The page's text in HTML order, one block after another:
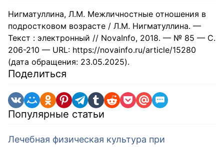
Нигматуллина, Л.М. Межличностные отношения в
подростковом возрасте / Л.М. Нигматуллина. —
Текст : электронный // NovaInfo, 2018. — № 85 — С.
206-210 — URL: https://novainfo.ru/article/15280
(дата обращения: 23.05.2025).
Поделиться
Популярные статьи
Лечебная физическая культура при